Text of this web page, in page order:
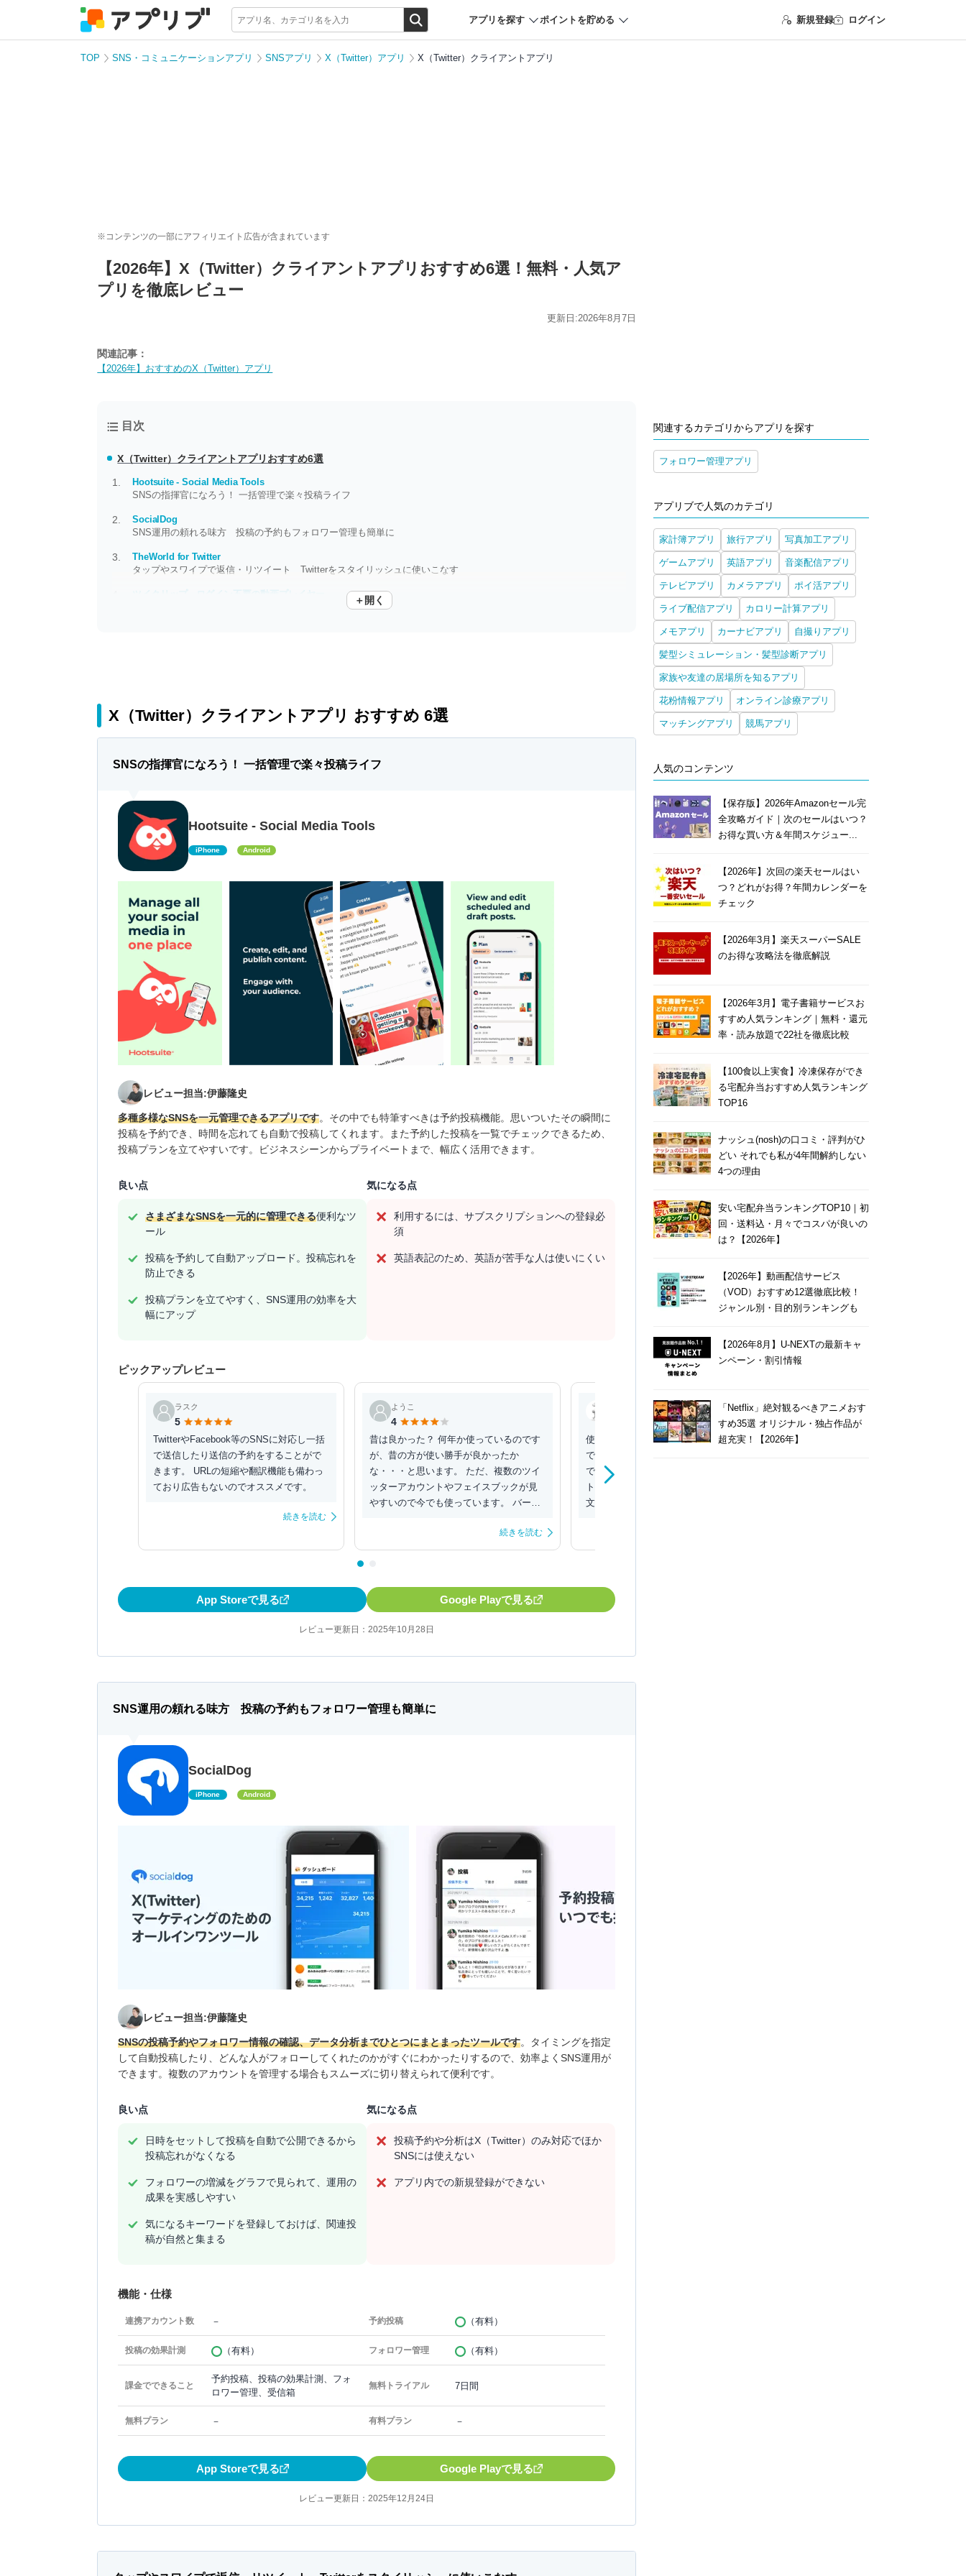
アプリを探す ポイントを貯める 新規登録 ログイン
TOP SNS・コミュニケーションアプリ SNSアプリ X（Twitter）アプリ X（Twitter）クライアントアプリ
※コンテンツの一部にアフィリエイト広告が含まれています
【2026年】X（Twitter）クライアントアプリおすすめ6選！無料・人気ア
プリを徹底レビュー
更新日:2026年8月7日
関連記事：
【2026年】おすすめのX（Twitter）アプリ
目次
X（Twitter）クライアントアプリおすすめ6選
Hootsuite - Social Media Tools
SNSの指揮官になろう！ 一括管理で楽々投稿ライフ
SocialDog
SNS運用の頼れる味方 投稿の予約もフォロワー管理も簡単に
TheWorld for Twitter
タップやスワイプで返信・リツイート Twitterをスタイリッシュに使いこなす
Twitterの動画プレイヤーアプリ デバイスのカメラロールに簡単保存
＋開く
X（Twitter）クライアントアプリ おすすめ 6選
SNSの指揮官になろう！ 一括管理で楽々投稿ライフ
Hootsuite - Social Media Tools
iPhone Android
レビュー担当:伊藤隆史
多種多様なSNSを一元管理できるアプリです。その中でも特筆すべきは予約投稿機能。思いついたその瞬間に
投稿を予約でき、時間を忘れても自動で投稿してくれます。また予約した投稿を一覧でチェックできるため、
投稿プランを立てやすいです。ビジネスシーンからプライベートまで、幅広く活用できます。
良い点
さまざまなSNSを一元的に管理できる便利なツ
ール
投稿を予約して自動アップロード。投稿忘れを
防止できる
投稿プランを立てやすく、SNS運用の効率を大
幅にアップ
気になる点
利用するには、サブスクリプションへの登録必
須
英語表記のため、英語が苦手な人は使いにくい
ピックアップレビュー
ラスク
5
TwitterやFacebook等のSNSに対応し一括
で送信したり送信の予約をすることがで
きます。 URLの短縮や翻訳機能も備わっ
ており広告もないのでオススメです。
続きを読む
ようこ
4
昔は良かった？ 何年か使っているのです
が、昔の方が使い勝手が良かったか
な・・・と思います。 ただ、複数のツイ
ッターアカウントやフェイスブックが見
やすいので今でも使っています。 バージ
続きを読む
使い込むならこれしかない Chromeアプリ
であったりWEBアプリであったりと、PC
でも使えるHootsuites、複数SNSアカウン
ト管理や、検索機能にリスト機能など、
文句ないです。強いて言えば、P...
App Storeで見る Google Playで見る
レビュー更新日：2025年10月28日
SNS運用の頼れる味方 投稿の予約もフォロワー管理も簡単に
SocialDog
iPhone Android
レビュー担当:伊藤隆史
SNSの投稿予約やフォロワー情報の確認、データ分析までひとつにまとまったツールです。タイミングを指定
して自動投稿したり、どんな人がフォローしてくれたのかがすぐにわかったりするので、効率よくSNS運用が
できます。複数のアカウントを管理する場合もスムーズに切り替えられて便利です。
良い点
日時をセットして投稿を自動で公開できるから
投稿忘れがなくなる
フォロワーの増減をグラフで見られて、運用の
成果を実感しやすい
気になるキーワードを登録しておけば、関連投
稿が自然と集まる
気になる点
投稿予約や分析はX（Twitter）のみ対応でほか
SNSには使えない
アプリ内での新規登録ができない
機能・仕様
連携アカウント数 － 予約投稿 （有料）
投稿の効果計測 （有料） フォロワー管理 （有料）
課金でできること
予約投稿、投稿の効果計測、フォ
ロワー管理、受信箱
無料トライアル 7日間
無料プラン － 有料プラン －
App Storeで見る Google Playで見る
レビュー更新日：2025年12月24日
関連するカテゴリからアプリを探す
フォロワー管理アプリ
アプリブで人気のカテゴリ
家計簿アプリ 旅行アプリ 写真加工アプリ
ゲームアプリ 英語アプリ 音楽配信アプリ
テレビアプリ カメラアプリ ポイ活アプリ
ライブ配信アプリ カロリー計算アプリ
メモアプリ カーナビアプリ 自撮りアプリ
髪型シミュレーション・髪型診断アプリ
家族や友達の居場所を知るアプリ
花粉情報アプリ オンライン診療アプリ
マッチングアプリ 競馬アプリ
人気のコンテンツ
【保存版】2026年Amazonセール完
全攻略ガイド｜次のセールはいつ？
お得な買い方＆年間スケジュー...
【2026年】次回の楽天セールはい
つ？どれがお得？年間カレンダーを
チェック
【2026年3月】楽天スーパーSALE
のお得な攻略法を徹底解説
【2026年3月】電子書籍サービスお
すすめ人気ランキング｜無料・還元
率・読み放題で22社を徹底比較
【100食以上実食】冷凍保存ができ
る宅配弁当おすすめ人気ランキング
TOP16
ナッシュ(nosh)の口コミ・評判がひ
どい それでも私が4年間解約しない
4つの理由
安い宅配弁当ランキングTOP10｜初
回・送料込・月々でコスパが良いの
は？【2026年】
【2026年】動画配信サービス
（VOD）おすすめ12選徹底比較！
ジャンル別・目的別ランキングも
【2026年8月】U-NEXTの最新キャ
ンペーン・割引情報
「Netflix」絶対観るべきアニメおす
すめ35選 オリジナル・独占作品が
超充実！【2026年】